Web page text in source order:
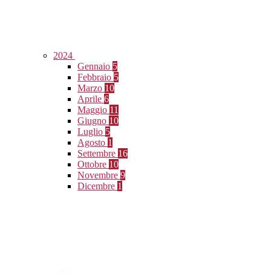
2024
Gennaio 5
Febbraio 5
Marzo 10
Aprile 6
Maggio 11
Giugno 10
Luglio 5
Agosto 1
Settembre 16
Ottobre 10
Novembre 9
Dicembre 1